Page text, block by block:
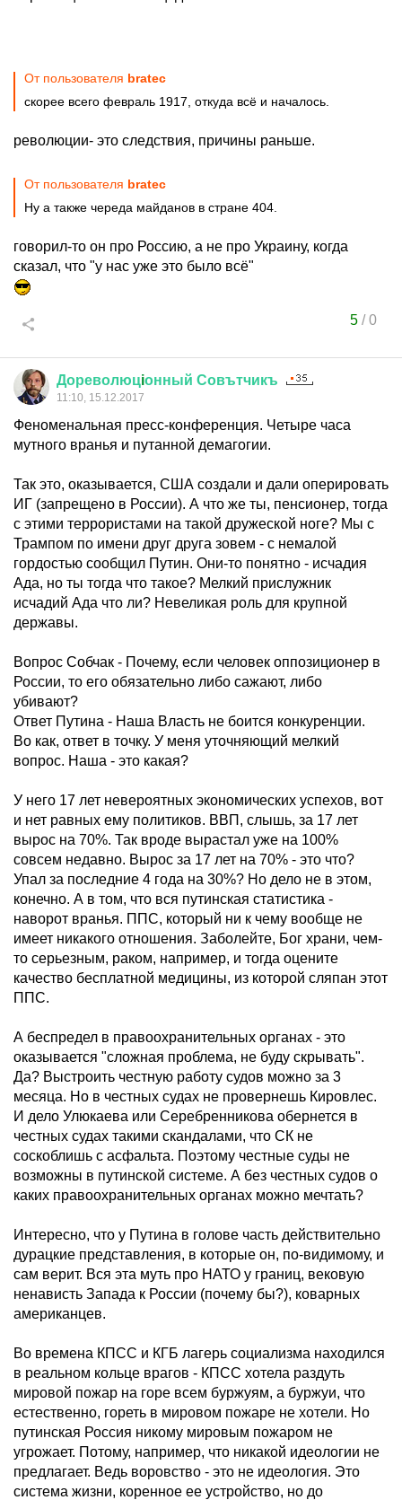
От пользователя bratec
скорее всего февраль 1917, откуда всё и началось.
революции- это следствия, причины раньше.
От пользователя bratec
Ну а также череда майданов в стране 404.
говорил-то он про Россию, а не про Украину, когда
сказал, что "у нас уже это было всё"
5/0
Дореволюцiонный Совътчикъ
11:10, 15.12.2017
Феноменальная пресс-конференция. Четыре часа
мутного вранья и путанной демагогии.
Так это, оказывается, США создали и дали оперировать
ИГ (запрещено в России). А что же ты, пенсионер, тогда
с этими террористами на такой дружеской ноге? Мы с
Трампом по имени друг друга зовем - с немалой
гордостью сообщил Путин. Они-то понятно - исчадия
Ада, но ты тогда что такое? Мелкий прислужник
исчадий Ада что ли? Невеликая роль для крупной
державы.
Вопрос Собчак - Почему, если человек оппозиционер в
России, то его обязательно либо сажают, либо
убивают?
Ответ Путина - Наша Власть не боится конкуренции.
Во как, ответ в точку. У меня уточняющий мелкий
вопрос. Наша - это какая?
У него 17 лет невероятных экономических успехов, вот
и нет равных ему политиков. ВВП, слышь, за 17 лет
вырос на 70%. Так вроде вырастал уже на 100%
совсем недавно. Вырос за 17 лет на 70% - это что?
Упал за последние 4 года на 30%? Но дело не в этом,
конечно. А в том, что вся путинская статистика -
наворот вранья. ППС, который ни к чему вообще не
имеет никакого отношения. Заболейте, Бог храни, чем-
то серьезным, раком, например, и тогда оцените
качество бесплатной медицины, из которой сляпан этот
ППС.
А беспредел в правоохранительных органах - это
оказывается "сложная проблема, не буду скрывать".
Да? Выстроить честную работу судов можно за 3
месяца. Но в честных судах не провернешь Кировлес.
И дело Улюкаева или Серебренникова обернется в
честных судах такими скандалами, что СК не
соскоблишь с асфальта. Поэтому честные суды не
возможны в путинской системе. А без честных судов о
каких правоохранительных органах можно мечтать?
Интересно, что у Путина в голове часть действительно
дурацкие представления, в которые он, по-видимому, и
сам верит. Вся эта муть про НАТО у границ, вековую
ненависть Запада к России (почему бы?), коварных
американцев.
Во времена КПСС и КГБ лагерь социализма находился
в реальном кольце врагов - КПСС хотела раздуть
мировой пожар на горе всем буржуям, а буржуи, что
естественно, гореть в мировом пожаре не хотели. Но
путинская Россия никому мировым пожаром не
угрожает. Потому, например, что никакой идеологии не
предлагает. Ведь воровство - это не идеология. Это
система жизни, коренное ее устройство, но до